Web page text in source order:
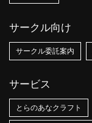
サークル向け
サークル委託案内
サービス
とらのあなクラフト